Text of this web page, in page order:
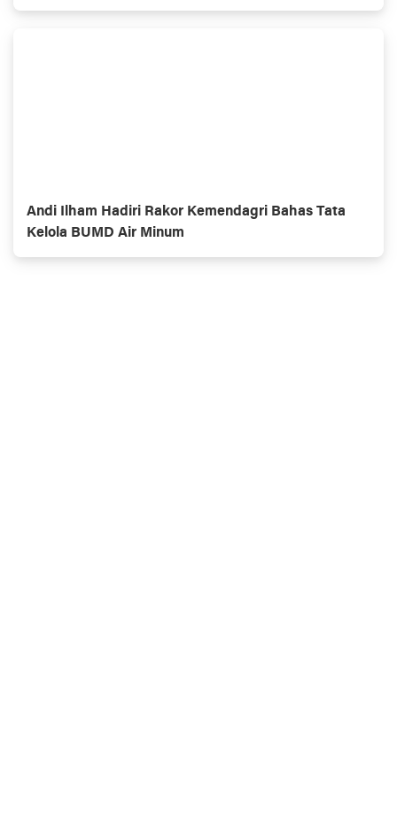
Morowali
Andi Ilham Hadiri Rakor Kemendagri Bahas Tata
Kelola BUMD Air Minum